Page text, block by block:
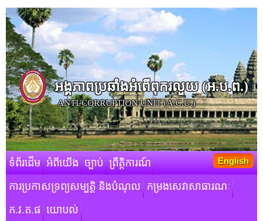
អង្គភាពប្រឆាំងអំពើពុករលួយ​ (អ.ប.ព.)
ANTI-CORRUPTION UNIT (A.C.U.)
ទំព័រដើម អំពីយើង ច្បាប់ ព្រឹត្តិការណ៍
ការប្រកាសទ្រព្យសម្បត្តិ និងបំណុល កម្រងសេវាសាធារណៈ
ក.វ.ត.ផ យោបល់
English